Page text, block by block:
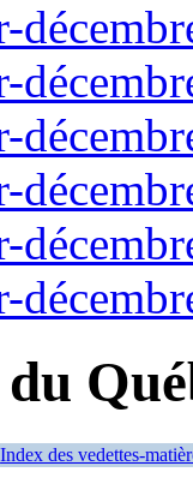
Index des vedettes-